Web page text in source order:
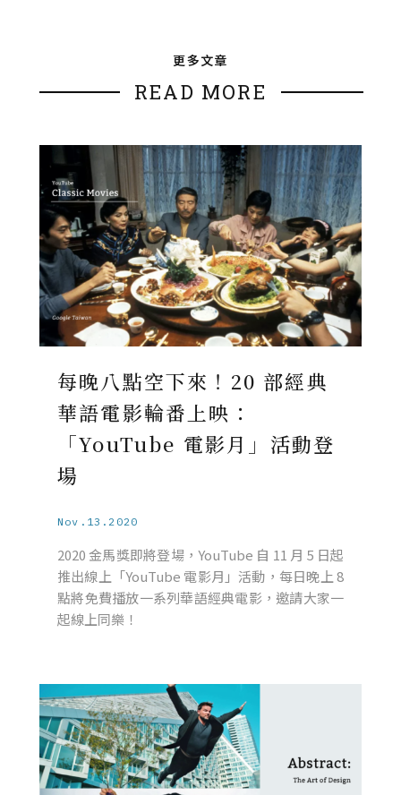
更多文章
READ MORE
每晚八點空下來！20 部經典
華語電影輪番上映：
「YouTube 電影月」活動登
場
Nov.13.2020
2020 金馬獎即將登場，YouTube 自 11 月 5 日起
推出線上「YouTube 電影月」活動，每日晚上 8
點將免費播放一系列華語經典電影，邀請大家一
起線上同樂！